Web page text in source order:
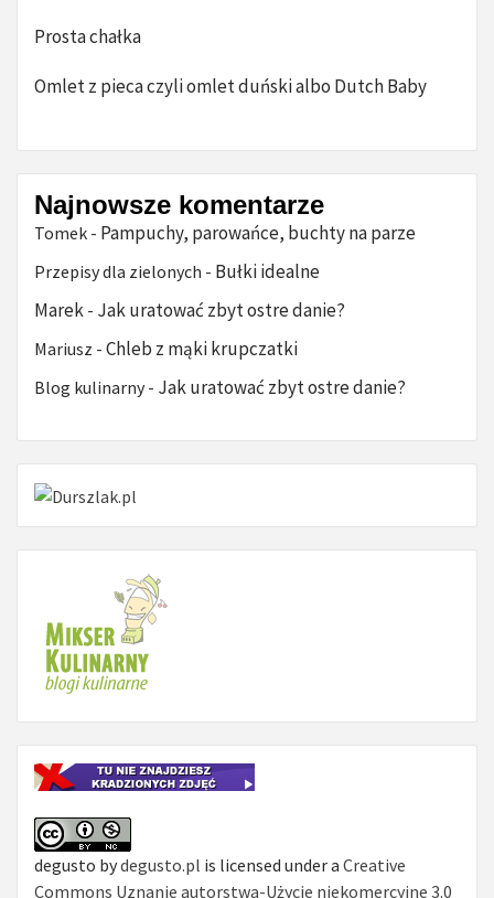
Prosta chałka
Omlet z pieca czyli omlet duński albo Dutch Baby
Najnowsze komentarze
Tomek - Pampuchy, parowańce, buchty na parze
Przepisy dla zielonych - Bułki idealne
Marek - Jak uratować zbyt ostre danie?
Mariusz - Chleb z mąki krupczatki
Blog kulinarny- Jak uratować zbyt ostre danie?
degusto bydegusto.pl is licensed under a Creative
Commons Uznanie autorstwa-Użycie niekomercyjne 3.0